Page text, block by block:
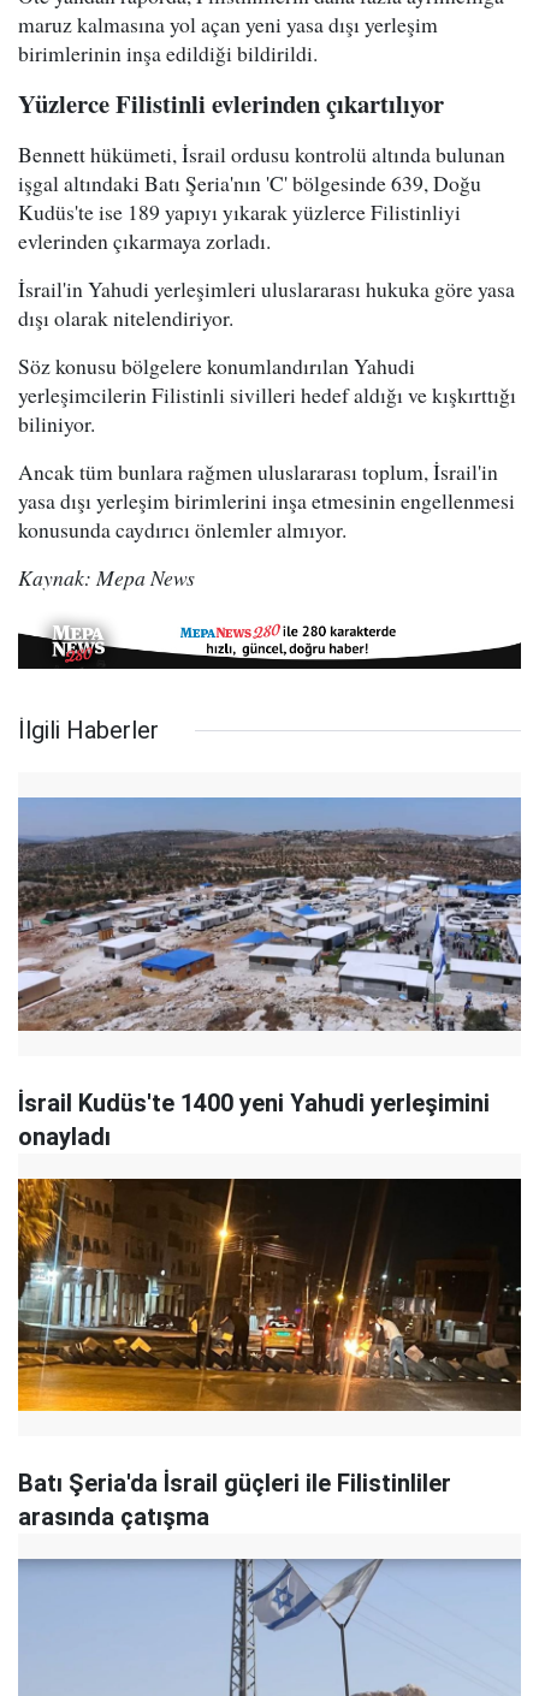
maruz kalmasına yol açan yeni yasa dışı yerleşim
birimlerinin inşa edildiği bildirildi.
Yüzlerce Filistinli evlerinden çıkartılıyor
Bennett hükümeti, İsrail ordusu kontrolü altında bulunan
işgal altındaki Batı Şeria'nın 'C' bölgesinde 639, Doğu
Kudüs'te ise 189 yapıyı yıkarak yüzlerce Filistinliyi
evlerinden çıkarmaya zorladı.
İsrail'in Yahudi yerleşimleri uluslararası hukuka göre yasa
dışı olarak nitelendiriyor.
Söz konusu bölgelere konumlandırılan Yahudi
yerleşimcilerin Filistinli sivilleri hedef aldığı ve kışkırttığı
biliniyor.
Ancak tüm bunlara rağmen uluslararası toplum, İsrail'in
yasa dışı yerleşim birimlerini inşa etmesinin engellenmesi
konusunda caydırıcı önlemler almıyor.
Kaynak: Mepa News
İlgili Haberler
İsrail Kudüs'te 1400 yeni Yahudi yerleşimini
onayladı
Batı Şeria'da İsrail güçleri ile Filistinliler
arasında çatışma